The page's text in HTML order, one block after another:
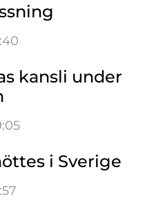
kansli under
i Sverige